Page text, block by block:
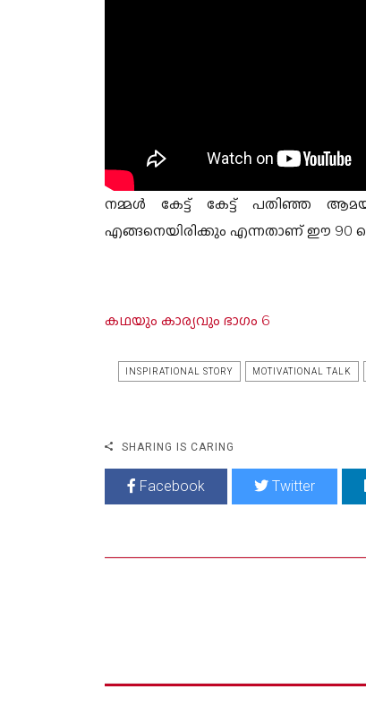
നമ്മൾ കേട്ട് കേട്ട് പതിഞ്ഞ
എങ്ങനെയിരിക്കും എന്നതാണ് ഈ 90
കഥയും കാര്യവും ഭാഗം 6
INSPIRATIONAL STORY MOTIVATIONAL TALK
SHARING IS CARING
Facebook Twitter